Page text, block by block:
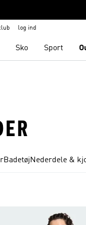
log ind
Sko Sport
BadetøjNederdele &